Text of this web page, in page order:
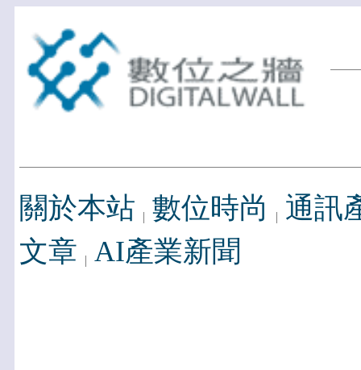
關於本站 數位時尚
通訊
文章 AI產業新聞